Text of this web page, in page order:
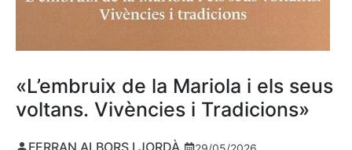
«L’embruix de la Mariola i els seus
voltans. Vivències i Tradicions»